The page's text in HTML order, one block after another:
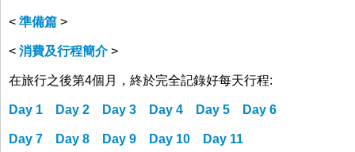
< 準備篇 >
< 消費及行程簡介>
在旅行之後第4個月，終於完全記錄好每天行程:
Day 1 Day 2 Day 3 Day 4 Day 5 Day 6
Day 7 Day 8 Day 9 Day 10 Day 11